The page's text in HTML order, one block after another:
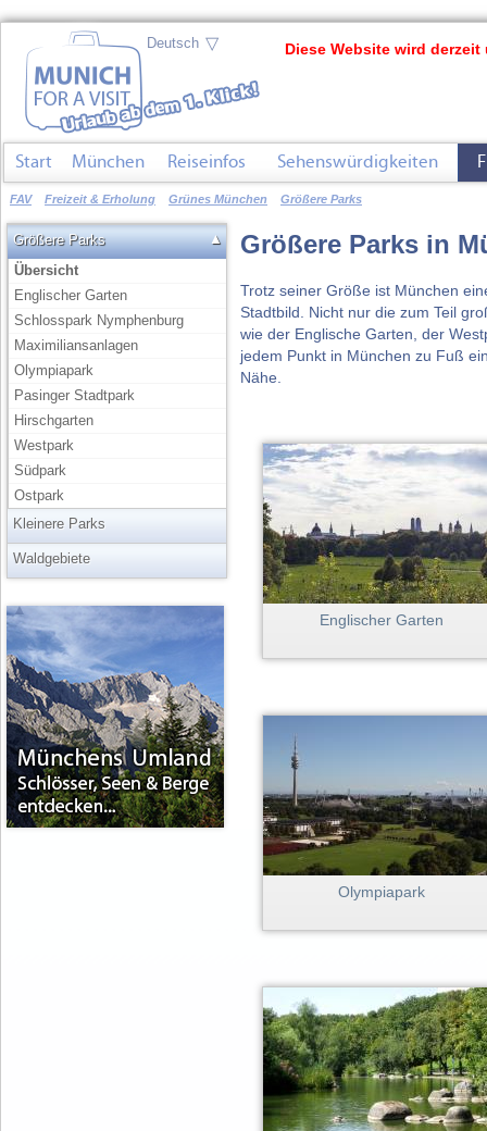
▲
Größere Parks in
Trotz seiner Größe ist München
Stadtbild. Nicht nur die zum Teil
wie der Englische Garten, der
jedem Punkt in München zu Fuß
Nähe.
Englischer Garten
Olympiapark
Größere Parks
▲
Übersicht
Englischer Garten
Schlosspark Nymphenburg
Maximiliansanlagen
Olympiapark
Pasinger Stadtpark
Hirschgarten
Westpark
Südpark
Ostpark
Kleinere Parks
Waldgebiete
Diese Website wird
▽
FAV Freizeit & Erholung Grünes München Größere Parks
Start München Reiseinfos Sehenswürdigkeiten